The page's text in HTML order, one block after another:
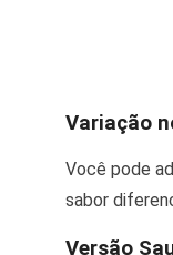
Variação
Você pode
sabor
Versão